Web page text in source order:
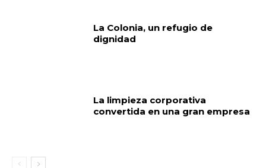
La Colonia, un refugio de
dignidad
La limpieza corporativa
convertida en una gran empresa